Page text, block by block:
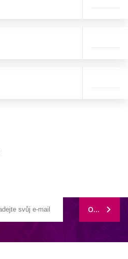
ODEBÍRAT